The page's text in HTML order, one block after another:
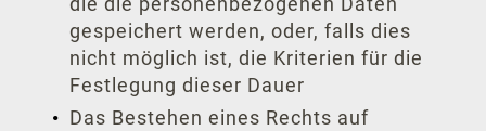
gespeichert werden, oder, falls dies
nicht möglich ist, die Kriterien für die
Festlegung dieser Dauer
Das Bestehen eines Rechts auf